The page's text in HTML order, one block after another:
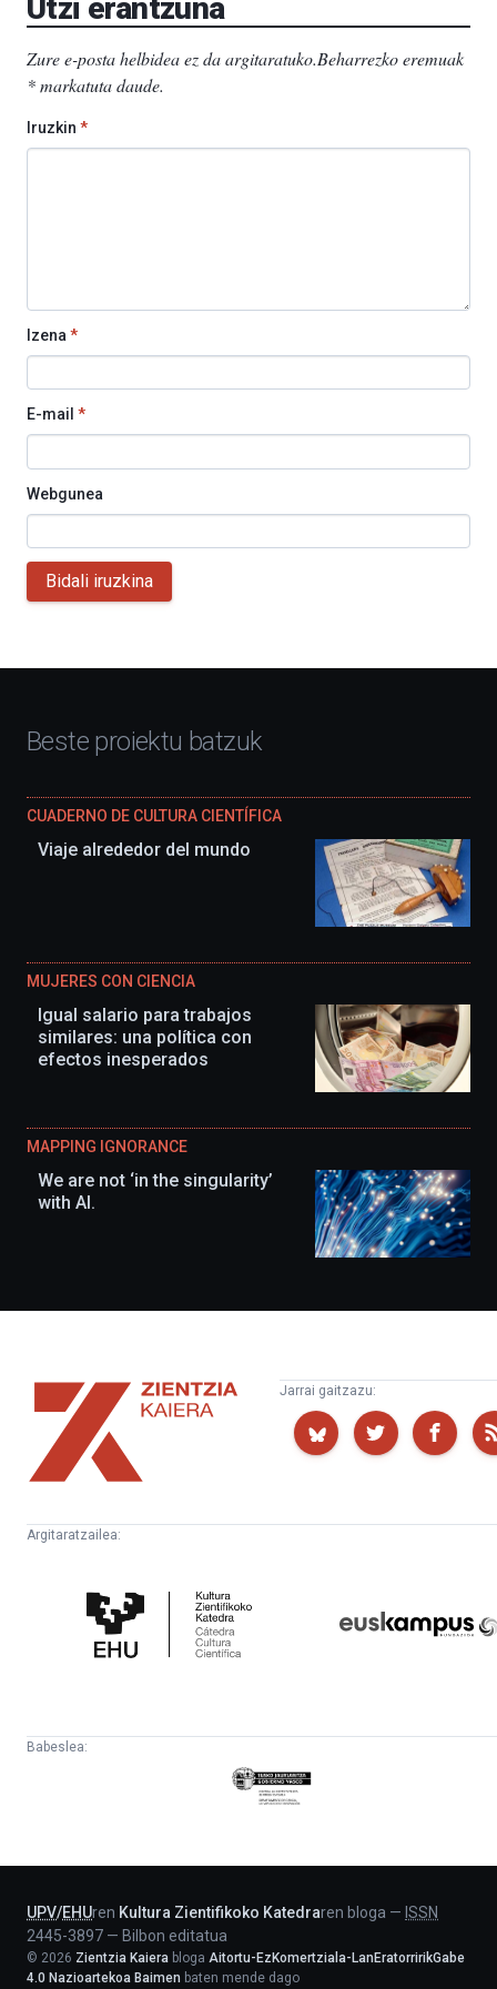
Utzi erantzuna
Zure e-posta helbidea ez da argitaratuko.Beharrezko eremuak
*markatuta daude.
Iruzkin *
Izena *
E-mail *
Webgunea
Bidali iruzkina
Beste proiektu batzuk
CUADERNO DE CULTURA CIENTÍFICA
Viaje alrededor del mundo
MUJERES CON CIENCIA
Igual salario para trabajos
similares: una política con
efectos inesperados
MAPPING IGNORANCE
We are not ‘in the singularity’
with AI.
Zientzia
Kaiera
Jarrai gaitzazu:
Argitaratzailea:
Zientifikoko
Katedra
Babeslea:
Eusko
Jaurlaritza
UPV/EHUren Kultura Zientifikoko Katedraren bloga — ISSN
2445-3897 — Bilbon editatua
© 2026 Zientzia Kaiera bloga Aitortu-EzKomertziala-LanEratorririkGabe
4.0 Nazioartekoa Baimen baten mende dago